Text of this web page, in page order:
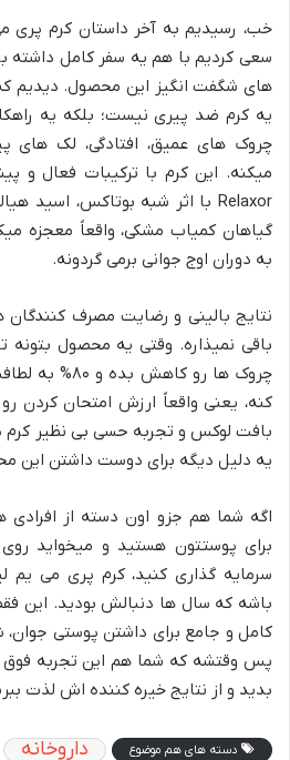
خب، رسیدیم به آخر داستان کرم پری
سعی کردیم با هم یه سفر کامل داشته
های شگفت انگیز این محصول. دیدیم
یه کرم ضد پیری نیست؛ بلکه یه
چروک های عمیق، افتادگی، لک های
گیاهان کمیاب مشکی، واقعاً معجزه
به دوران اوج جوانی برمی گردونه.
نتایج بالینی و رضایت مصرف
چروک ها رو
کنه، یعنی واقعاً ارزش امتحان کردن
بافت لوکس و تجربه حسی بی نظیر
یه دلیل دیگه برای دوست داشتن این
اگه شما هم جزو اون دسته از افرادی
برای پوستتون هستید و میخواید
سرمایه گذاری کنید، کرم پری می یم
باشه که سال ها دنبالش بودید. این
کامل و جامع برای داشتن پوستی جوان،
پس وقتشه که شما هم این تجربه فوق
بدید و از نتایج خیره کننده اش لذت
دسته های هم موضوع داروخانه